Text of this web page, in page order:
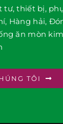
tư, thiết bị,
Hàng hải,
ăn mòn
TÔI